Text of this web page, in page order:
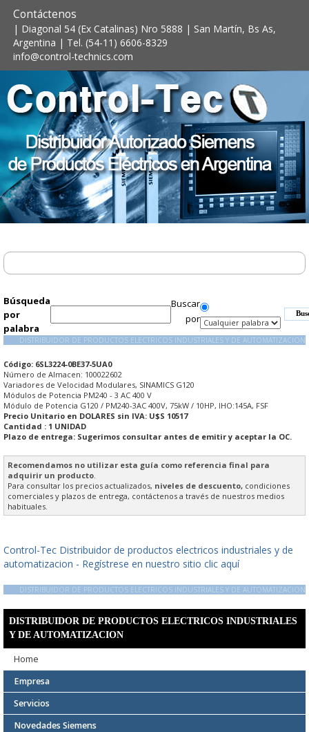
Contáctenos
| Diagonal 54 (Ex Catalinas) Nro 5888 | San Martín, Bs As,
Argentina | Tel. (54-11) 6606-8329
info@control-technics.com
Búsqueda
por
palabra
Buscar
por
DISTRIBUIDOR DE PRODUCTOS ELECTRICOS INDUSTRIALES Y DE AUTOMATIZACION
Código: 6SL3224-0BE37-5UA0
Número de Almacen: 100022602
Variadores de Velocidad Modulares, SINAMICS G120
Módulos de Potencia PM240 - 3 AC 400 V
Módulo de Potencia G120 / PM240-3AC 400V, 75kW / 10HP, IHO:145A, FSF
Precio Unitario en DOLARES sin IVA: U$S 10517
Cantidad : 1 UNIDAD
Plazo de entrega: Sugerimos consultar antes de emitir y aceptar la OC.
Recomendamos no utilizar esta guía como referencia final para
adquirir un producto
Para consultar los precios actualizados, niveles de descuento, condiciones
comerciales y plazos de entrega, contáctenos a través de nuestros medios
habituales.
Control-Tec Distribuidor de productos electricos industriales y de
automatizacion - Regístrese en nuestro sitio clic aquí
DISTRIBUIDOR DE PRODUCTOS ELECTRICOS INDUSTRIALES Y DE AUTOMATIZACION
DISTRIBUIDOR DE PRODUCTOS ELECTRICOS INDUSTRIALES
Y DE AUTOMATIZACION
Home
Empresa
Servicios
Novedades Siemens